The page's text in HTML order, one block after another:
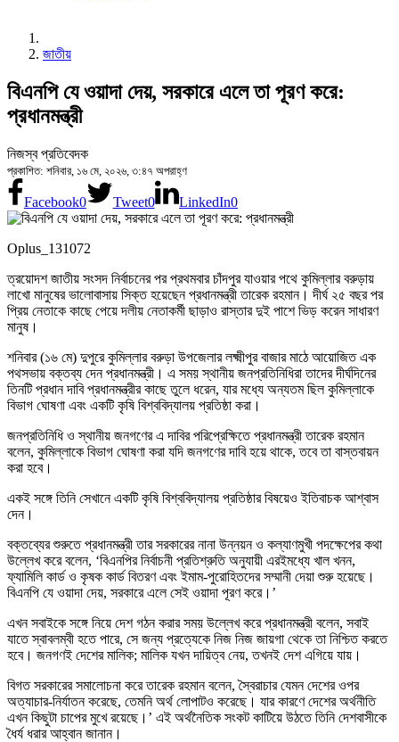
জাতীয়
বিএনপি যে ওয়াদা দেয়, সরকারে এলে তা পূরণ করে:
প্রধানমন্ত্রী
নিজস্ব প্রতিবেদক
প্রকাশিত: শনিবার, ১৬ মে, ২০২৬, ৩:৪৭ অপরাহ্ণ
Facebook0 Tweet0 LinkedIn0
Oplus_131072
ত্রয়োদশ জাতীয় সংসদ নির্বাচনের পর প্রথমবার চাঁদপুর যাওয়ার পথে কুমিল্লার বরুড়ায়
লাখো মানুষের ভালোবাসায় সিক্ত হয়েছেন প্রধানমন্ত্রী তারেক রহমান। দীর্ঘ ২৫ বছর পর
প্রিয় নেতাকে কাছে পেয়ে দলীয় নেতাকর্মী ছাড়াও রাস্তার দুই পাশে ভিড় করেন সাধারণ
মানুষ।
শনিবার (১৬ মে) দুপুরে কুমিল্লার বরুড়া উপজেলার লক্ষ্মীপুর বাজার মাঠে আয়োজিত এক
পথসভায় বক্তব্য দেন প্রধানমন্ত্রী। এ সময় স্থানীয় জনপ্রতিনিধিরা তাদের দীর্ঘদিনের
তিনটি প্রধান দাবি প্রধানমন্ত্রীর কাছে তুলে ধরেন, যার মধ্যে অন্যতম ছিল কুমিল্লাকে
বিভাগ ঘোষণা এবং একটি কৃষি বিশ্ববিদ্যালয় প্রতিষ্ঠা করা।
জনপ্রতিনিধি ও স্থানীয় জনগণের এ দাবির পরিপ্রেক্ষিতে প্রধানমন্ত্রী তারেক রহমান
বলেন, কুমিল্লাকে বিভাগ ঘোষণা করা যদি জনগণের দাবি হয়ে থাকে, তবে তা বাস্তবায়ন
করা হবে।
একই সঙ্গে তিনি সেখানে একটি কৃষি বিশ্ববিদ্যালয় প্রতিষ্ঠার বিষয়েও ইতিবাচক আশ্বাস
দেন।
বক্তব্যের শুরুতে প্রধানমন্ত্রী তার সরকারের নানা উন্নয়ন ও কল্যাণমুখী পদক্ষেপের কথা
উল্লেখ করে বলেন, ‘বিএনপির নির্বাচনী প্রতিশ্রুতি অনুযায়ী এরইমধ্যে খাল খনন,
ফ্যামিলি কার্ড ও কৃষক কার্ড বিতরণ এবং ইমাম-পুরোহিতদের সম্মানী দেয়া শুরু হয়েছে।
বিএনপি যে ওয়াদা দেয়, সরকারে এলে সেই ওয়াদা পূরণ করে।’
এখন সবাইকে সঙ্গে নিয়ে দেশ গঠন করার সময় উল্লেখ করে প্রধানমন্ত্রী বলেন, সবাই
যাতে স্বাবলম্বী হতে পারে, সে জন্য প্রত্যেকে নিজ নিজ জায়গা থেকে তা নিশ্চিত করতে
হবে। জনগণই দেশের মালিক; মালিক যখন দায়িত্ব নেয়, তখনই দেশ এগিয়ে যায়।
বিগত সরকারের সমালোচনা করে তারেক রহমান বলেন, স্বৈরাচার যেমন দেশের ওপর
অত্যাচার-নির্যাতন করেছে, তেমনি অর্থ লোপাটও করেছে। যার কারণে দেশের অর্থনীতি
এখন কিছুটা চাপের মুখে রয়েছে।’ এই অর্থনৈতিক সংকট কাটিয়ে উঠতে তিনি দেশবাসীকে
ধৈর্য ধরার আহ্বান জানান।